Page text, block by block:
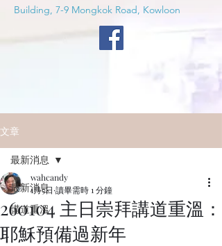
Building, 7-9 Mongkok Road, Kowloon
文章
最新消息
講道重溫
最新消息
260104 主日崇拜講道重溫：
耶穌預備過新年
wahcandy
1月5日 讀畢需時 1 分鐘